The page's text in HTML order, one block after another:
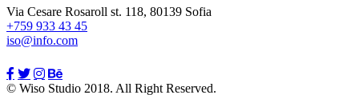
Via Cesare Rosaroll st. 118, 80139 Sofia
+759 933 43 45
iso@info.com
© Wiso Studio 2018. All Right Reserved.